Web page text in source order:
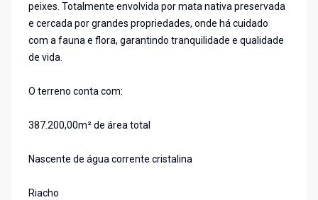
peixes. Totalmente envolvida por mata nativa preservada
e cercada por grandes propriedades, onde há cuidado
com a fauna e flora, garantindo tranquilidade e qualidade
de vida.
O terreno conta com:
387.200,00m² de área total
Nascente de água corrente cristalina
Riacho